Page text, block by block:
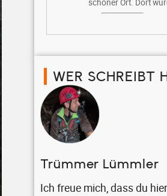
schöner Ort. Dort
WER SCHREIBT
Trümmer Lümmler
Ich freue mich, dass du